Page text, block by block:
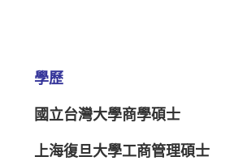
學歷
國立台灣大學商學碩士
上海復旦大學工商管理碩士